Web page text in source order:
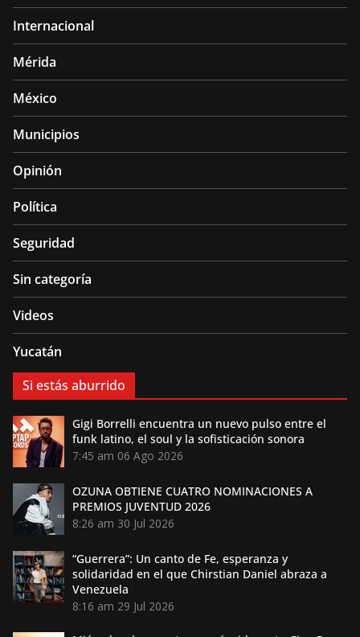
Internacional
Mérida
México
Municipios
Opinión
Política
Seguridad
Sin categoría
Videos
Yucatán
Si estás aburrido
Gigi Borrelli encuentra un nuevo pulso entre el
funk latino, el soul y la sofisticación sonora
7:45 am 06 Ago 2026
OZUNA OBTIENE CUATRO NOMINACIONES A
PREMIOS JUVENTUD 2026
8:26 am 30 Jul 2026
“Guerrera”: Un canto de Fe, esperanza y
solidaridad en el que Chirstian Daniel abraza a
Venezuela
8:16 am 29 Jul 2026